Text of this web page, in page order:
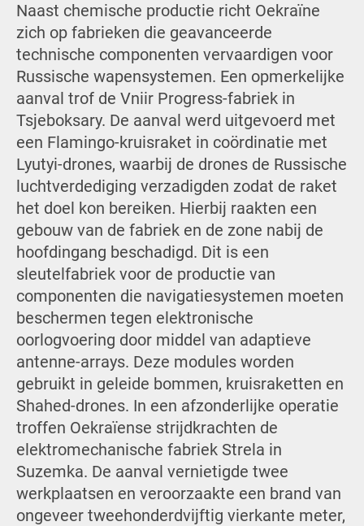
Naast chemische productie richt Oekraïne
zich op fabrieken die geavanceerde
technische componenten vervaardigen voor
Russische wapensystemen. Een opmerkelijke
aanval trof de Vniir Progress-fabriek in
Tsjeboksary. De aanval werd uitgevoerd met
een Flamingo-kruisraket in coördinatie met
Lyutyi-drones, waarbij de drones de Russische
luchtverdediging verzadigden zodat de raket
het doel kon bereiken. Hierbij raakten een
gebouw van de fabriek en de zone nabij de
hoofdingang beschadigd. Dit is een
sleutelfabriek voor de productie van
componenten die navigatiesystemen moeten
beschermen tegen elektronische
oorlogvoering door middel van adaptieve
antenne-arrays. Deze modules worden
gebruikt in geleide bommen, kruisraketten en
Shahed-drones. In een afzonderlijke operatie
troffen Oekraïense strijdkrachten de
elektromechanische fabriek Strela in
Suzemka. De aanval vernietigde twee
werkplaatsen en veroorzaakte een brand van
ongeveer tweehonderdvijftig vierkante meter,